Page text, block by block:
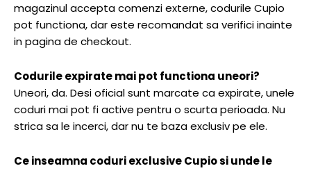
magazinul accepta comenzi externe, codurile Cupio
pot functiona, dar este recomandat sa verifici inainte
in pagina de checkout.
Codurile expirate mai pot functiona uneori?
Uneori, da. Desi oficial sunt marcate ca expirate, unele
coduri mai pot fi active pentru o scurta perioada. Nu
strica sa le incerci, dar nu te baza exclusiv pe ele.
Ce inseamna coduri exclusive Cupio si unde le